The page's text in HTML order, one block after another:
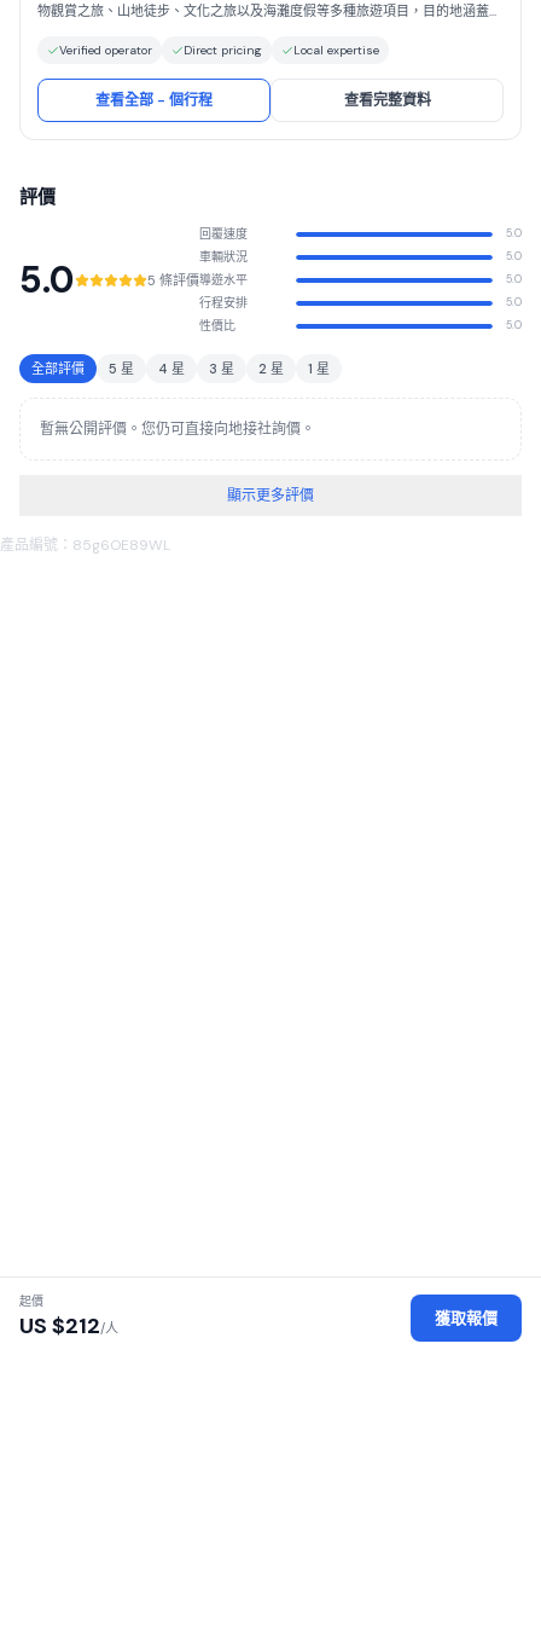
物觀賞之旅、山地徒步、文化之旅以及海灘度假等多種旅遊項目，目的地涵蓋眾
需求、預算和旅行方式量身定製行程。我們經驗豐富的當地嚮導擁有豐富的野生
的四驅越野車，確保旅途舒適安全。我們始終秉持價格公道、服務專業、客戶至
上的原則。 選擇我們，您將與值得信賴的當地團隊一起，體驗原汁原味的坦桑
Verified operator Direct pricing Local expertise
查看全部 - 個行程 查看完整資料
評價
5.0 5 條評價
回覆速度 5.0
車輛狀況 5.0
導遊水平 5.0
行程安排 5.0
性價比 5.0
全部評價 5 星 4 星 3 星 2 星 1 星
暫無公開評價。您仍可直接向地接社詢價。
顯示更多評價
產品編號：85g6OE89WL
起價
US $212/人
獲取報價